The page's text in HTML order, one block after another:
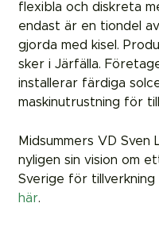
flexibla och diskreta
endast är en tiondel
gjorda med kisel.
sker i Järfälla.
installerar färdiga
maskinutrustning för
Midsummers VD
nyligen sin vision om
Sverige för
här.